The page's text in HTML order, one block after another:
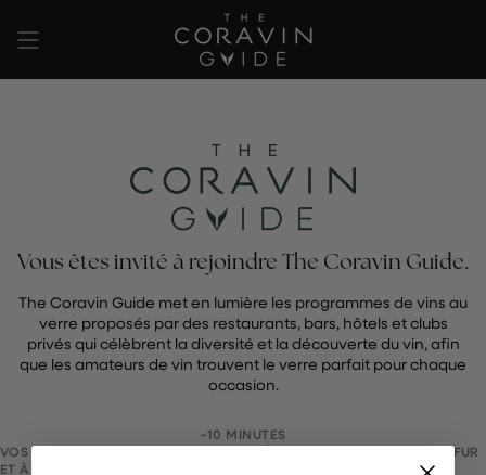
au
contenu
de
Vous êtes invité à rejoindre The Coravin Guide.
The Coravin Guide met en lumière les programmes de vins au
verre proposés par des restaurants, bars, hôtels et clubs
privés qui célèbrent la diversité et la découverte du vin, afin
que les amateurs de vin trouvent le verre parfait pour chaque
occasion.
~10 MINUTES
VOS MODIFICATIONS SONT ENREGISTRÉES AUTOMATIQUEMENT AU FUR
ET À MESURE.